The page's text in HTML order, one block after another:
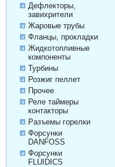
Дефлекторы,
завихрители
Жаровые трубы
Фланцы, прокладки
Жидкотопливные
компоненты
Турбины
Розжиг пеллет
Прочее
Реле таймеры
контакторы
Разъемы горелки
Форсунки
DANFOSS
Форсунки
FLUIDICS